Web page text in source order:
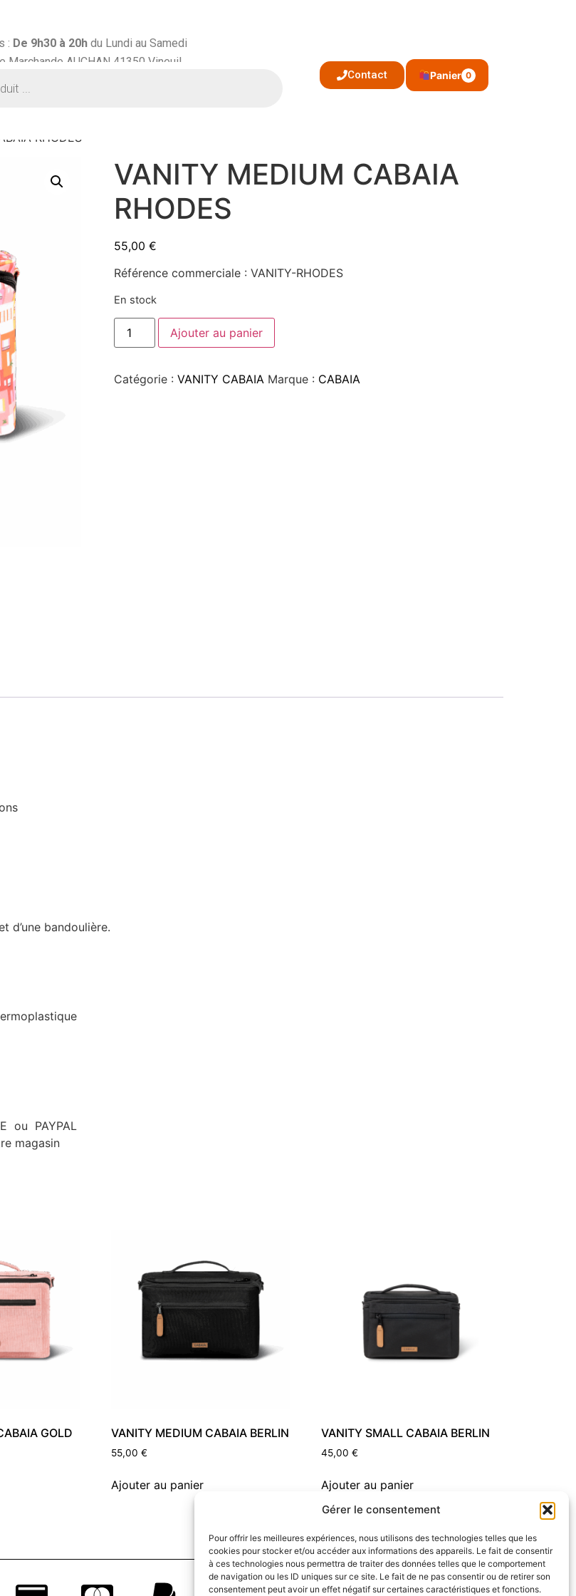
Gérer le consentement
Pour offrir les meilleures expériences, nous utilisons des technologies telles que les
cookies pour stocker et/ou accéder aux informations des appareils. Le fait de consentir
à ces technologies nous permettra de traiter des données telles que le comportement
de navigation ou les ID uniques sur ce site. Le fait de ne pas consentir ou de retirer son
consentement peut avoir un effet négatif sur certaines caractéristiques et fonctions.
: De 9h30 à 20hdu Lundi au Samedi
Marchande AUCHAN 41350 Vineuil
Contact Panier 0
RHODES
VANITY MEDIUM CABAIA
RHODES
55,00 €
Référence commerciale : VANITY-RHODES
En stock
Ajouter au panier
Catégorie : VANITY CABAIA Marque : CABAIA
d’une bandoulière.
ou PAYPAL
magasin
GOLD
VANITY MEDIUM CABAIA BERLIN
55,00€
Ajouter au panier
VANITY SMALL CABAIA BERLIN
45,00€
Ajouter au panier